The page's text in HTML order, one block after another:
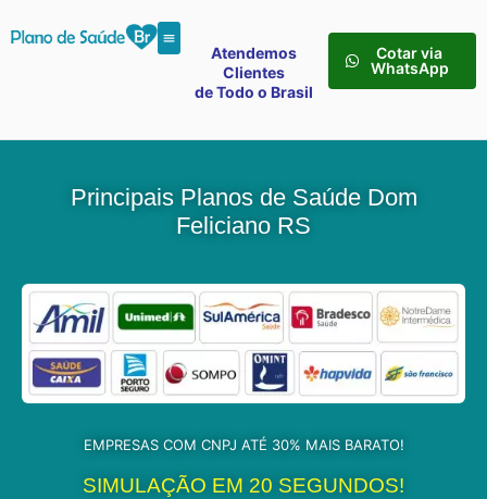
Atendemos
Clientes
de Todo o Brasil
Cotar via
WhatsApp
Principais Planos de Saúde Dom
Feliciano RS
EMPRESAS COM CNPJ ATÉ 30% MAIS BARATO!
SIMULAÇÃO EM 20 SEGUNDOS!